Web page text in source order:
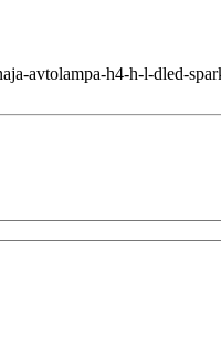
avtolampa-h4-h-l-dled-